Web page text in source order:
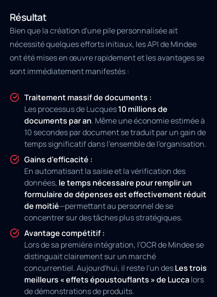
Résultat
Bien que la création d'une pile personnalisée ait
nécessité quelques efforts initiaux, les API de Mindee
ont été mises en œuvre rapidement et les avantages se
sont immédiatement manifestés :
Traitement massif de documents :
Les processus de Lucques10 millions de
documents par an. Même une économie estimée à
10 secondes par document se traduit par un gain de
temps significatif dans l'ensemble de l'organisation.
Gains d'efficacité :
En automatisant la saisie et la vérification des
données, le temps nécessaire pour remplir un
formulaire de dépenses est effectivement réduit
de moitié—permettant au personnel de se
concentrer sur des tâches plus stratégiques.
Avantage compétitif :
Lors de sa première intégration, l'OCR de Mindee se
distinguait clairement sur un marché
concurrentiel. Aujourd'hui, il reste l'un desLes trois
meilleurs « effets époustouflants » de Luccalors
de démonstrations de produits.